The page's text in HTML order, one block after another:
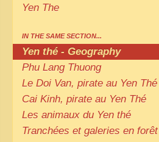
Yen The
IN THE SAME SECTION...
Yen thé - Geography
Phu Lang Thuong
Le Doi Van, pirate au Yen Thé
Cai Kinh, pirate au Yen Thé
Les animaux du Yen thé
Tranchées et galeries en forêt